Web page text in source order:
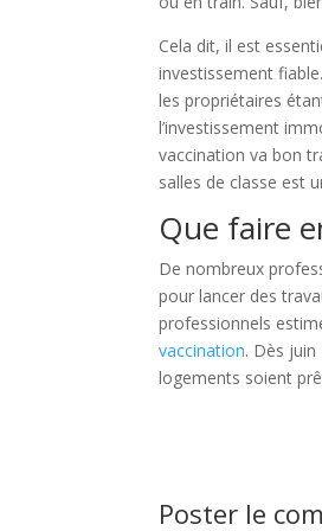
Cela dit, il est
investissement
les propriétaires
l’investissement
vaccination va bon
salles de classe est
Que faire
De nombreux
pour lancer des
professionnels
vaccination. Dès
logements soient
Poster le